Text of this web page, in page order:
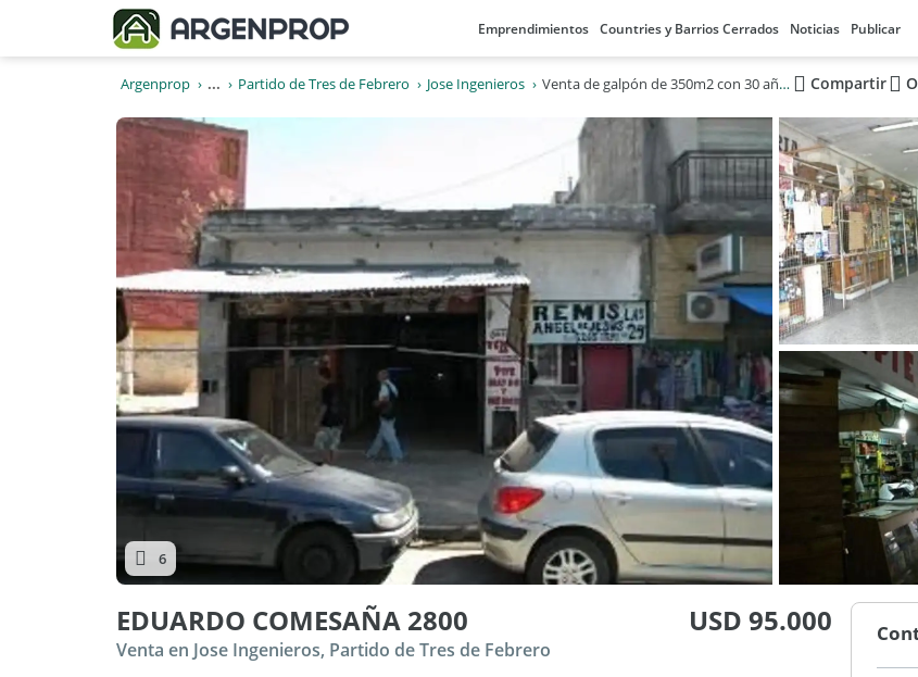
Emprendimientos Countries y Barrios Cerrados Noticias Publicar
Argenprop ... Partido de Tres de Febrero Jose Ingenieros Venta de galpón de 350m2 con 30 años de antigüedad en José Ingenieros Compartir
6
EDUARDO COMESAÑA 2800 USD 95.000
Venta en Jose Ingenieros, Partido de Tres de Febrero